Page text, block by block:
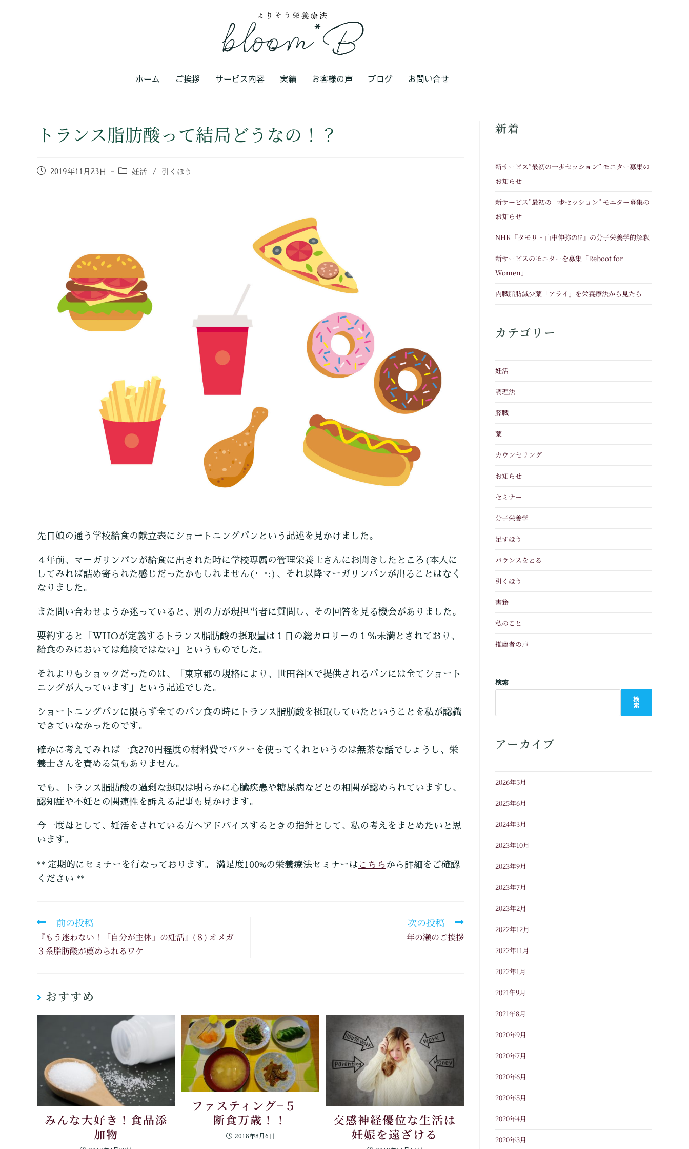
ホーム ご挨拶 サービス内容 実績 お客様の声 ブログ お問い合せ
トランス脂肪酸って結局どうなの！？
2019年11月23日 妊活 / 引くほう
先日娘の通う学校給食の献立表にショートニングパンという記述を見かけました。
４年前、マーガリンパンが給食に出された時に学校専属の管理栄養士さんにお聞きしたところ(本人に
してみれば詰め寄られた感じだったかもしれません(･_･;)、それ以降マーガリンパンが出ることはなく
なりました。
また問い合わせようか迷っていると、別の方が現担当者に質問し、その回答を見る機会がありました。
要約すると「WHOが定義するトランス脂肪酸の摂取量は１日の総カロリーの１％未満とされており、
給食のみにおいては危険ではない」というものでした。
それよりもショックだったのは、「東京都の規格により、世田谷区で提供されるパンには全てショート
ニングが入っています」という記述でした。
ショートニングパンに限らず全てのパン食の時にトランス脂肪酸を摂取していたということを私が認識
できていなかったのです。
確かに考えてみれば一食270円程度の材料費でバターを使ってくれというのは無茶な話でしょうし、栄
養士さんを責める気もありません。
でも、トランス脂肪酸の過剰な摂取は明らかに心臓疾患や糖尿病などとの相関が認められていますし、
認知症や不妊との関連性を訴える記事も見かけます。
今一度母として、妊活をされている方へアドバイスするときの指針として、私の考えをまとめたいと思
います。
** 定期的にセミナーを行なっております。 満足度100%の栄養療法セミナーは こちら から詳細をご確認
ください **
前の投稿
『もう迷わない！「自分が主体」の妊活』(８) オメガ
３系脂肪酸が薦められるワケ
次の投稿
年の瀬のご挨拶
おすすめ
みんな大好き！食品添
加物
ファスティング−５
断食万歳！！
2018年8月6日
交感神経優位な生活は
妊娠を遠ざける
新着
新サービス”最初の一歩セッション” モニター募集の
お知らせ
新サービス”最初の一歩セッション” モニター募集の
お知らせ
NHK『タモリ・山中伸弥の!?』の分子栄養学的解釈
新サービスのモニターを募集「Reboot for
Women」
内臓脂肪減少薬「アライ」を栄養療法から見たら
カテゴリー
妊活
調理法
膵臓
薬
カウンセリング
お知らせ
セミナー
分子栄養学
足すほう
バランスをとる
引くほう
書籍
私のこと
推薦者の声
検索
検
索
アーカイブ
2026年5月
2025年6月
2024年3月
2023年10月
2023年9月
2023年7月
2023年2月
2022年12月
2022年11月
2022年1月
2021年9月
2021年8月
2020年9月
2020年7月
2020年6月
2020年5月
2020年4月
2020年3月